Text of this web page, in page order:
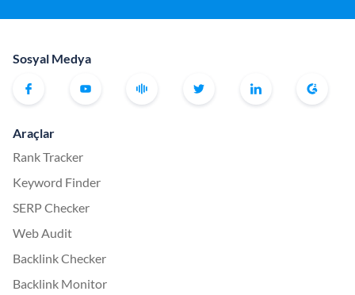
Sosyal Medya
Araçlar
Rank Tracker
Keyword Finder
SERP Checker
Web Audit
Backlink Checker
Backlink Monitor